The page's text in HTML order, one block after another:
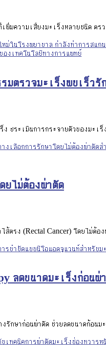
พิ่มความเสี่ยงมะเร็งหลายชนิด ต
ตรวจมะเร็งพบเร็วรั
ประเมินการกระจายตัวของมะเ
ยไม่ต้องผ่าตัด
ส้ตรง (Rectal Cancer) โดยไม่ต้
ลดขนาดมะเร็งก่อนผ่
รักษาก่อนผ่าตัด ช่วยลดขนาดก้อน